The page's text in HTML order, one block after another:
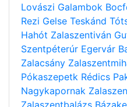
Lovászi Galambok
Rezi Gelse Teskánd
Hahót Zalaszentiván
Szentpéterúr Egervár
Zalacsány
Pókaszepetk Rédics
Nagykapornak
Zalaszentbalázs